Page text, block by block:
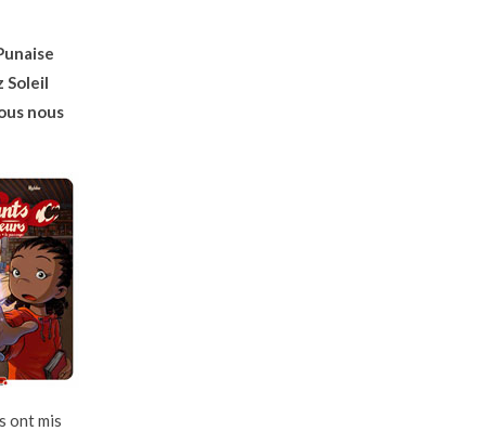
Soleil
nous
ont mis